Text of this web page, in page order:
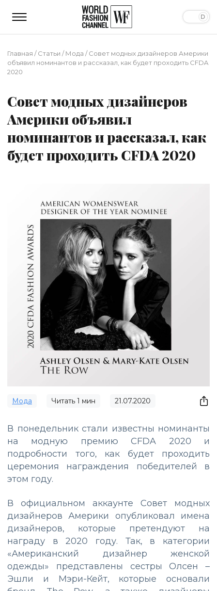
Главная /Статьи /Мода /Совет модных дизайнеров Америки
объявил номинантов и рассказал, как будет проходить CFDA
2020
Совет модных дизайнеров
Америки объявил
номинантов и рассказал, как
будет проходить CFDA 2020
Мода Читать 1 мин 21.07.2020
В понедельник стали известны номинанты
на модную премию CFDA 2020 и
подробности того, как будет проходить
церемония награждения победителей в
этом году.
В официальном аккаунте Совет модных
дизайнеров Америки опубликовал имена
дизайнеров, которые претендуют на
награду в 2020 году. Так, в категории
«Американский дизайнер женской
одежды» представлены сестры Олсен –
Эшли и Мэри-Кейт, которые основали